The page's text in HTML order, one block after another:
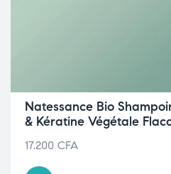
Natessance Bio
& Kératine Végétale
17.200 CFA